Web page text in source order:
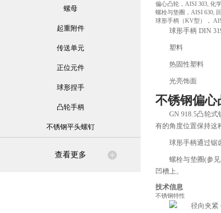
螺母
起重附件
传送单元
正位元件
球形捏手
凸轮手柄
不锈钢平头螺钉
查看更多
偏心凸轮，AISI 303, 化
螺栓与垫圈，AISI 630,
球形手柄（KV型），
球形手柄 DIN
塑料
热固性塑料
光亮饰面
不锈钢偏心
GN 918.5凸轮
有的角度位置保持这
球形手柄通过锯
螺栓与垫圈(参
凹槽上。
技术信息
不锈钢特性